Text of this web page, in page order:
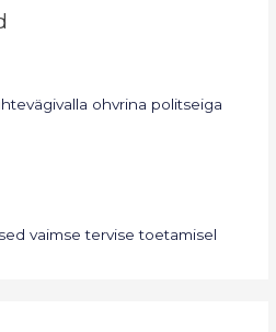
ohvrina politseiga
vaimse tervise toetamisel